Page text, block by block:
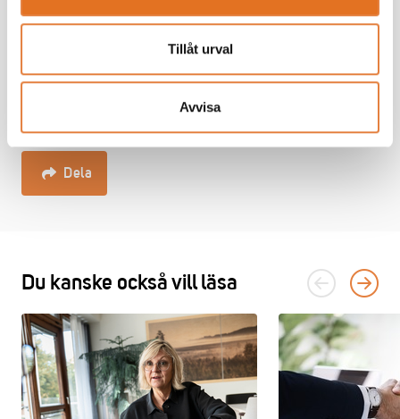
Tillåt urval
Avvisa
Dela
Du kanske också vill läsa